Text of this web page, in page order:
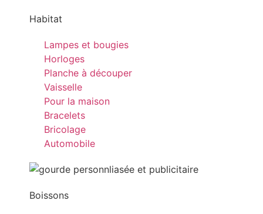
Habitat
Lampes et bougies
Horloges
Planche à découper
Vaisselle
Pour la maison
Bracelets
Bricolage
Automobile
Boissons